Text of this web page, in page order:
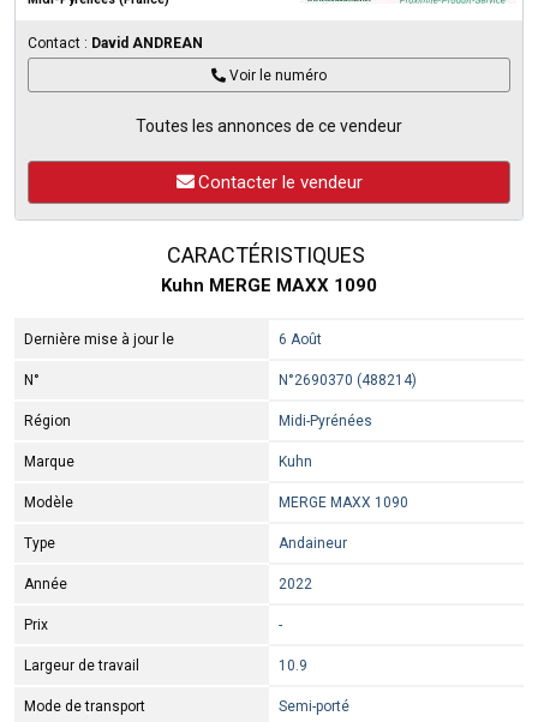
Contact : David ANDREAN
Voir le numéro
Toutes les annonces de ce vendeur
Contacter le vendeur
CARACTÉRISTIQUES
Kuhn MERGE MAXX 1090
Dernière mise à jour le 6 Août
N° N°2690370 (488214)
Région Midi-Pyrénées
Marque Kuhn
Modèle MERGE MAXX 1090
Type Andaineur
Année 2022
Prix -
Largeur de travail 10.9
Mode de transport Semi-porté